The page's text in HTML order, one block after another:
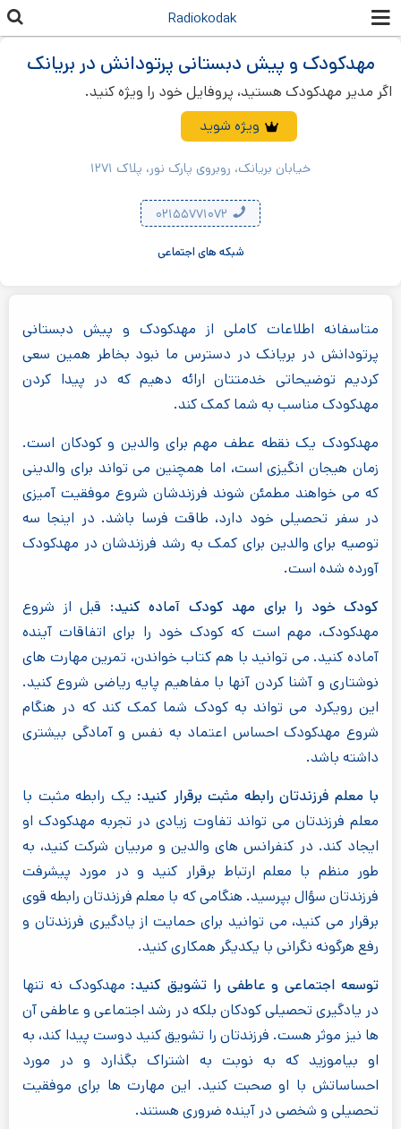
محتوای
اصلی
Radiokodak
مهدکودک و پیش دبستانی پرتودانش در بریانک
اگر مدیر مهدکودک هستید، پروفایل خود را ویژه کنید.
ویژه شوید
خیابان بریانک، روبروی پارک نور، پلاک ۱۲۷۱
شبکه های اجتماعی
متاسفانه اطلاعات کاملی از مهدکودک و پیش دبستانی
پرتودانش در بریانک در دسترس ما نبود بخاطر همین سعی
کردیم توضیحاتی خدمتتان ارائه دهیم که در پیدا کردن
مهدکودک مناسب به شما کمک کند.
مهدکودک یک نقطه عطف مهم برای والدین و کودکان است.
زمان هیجان انگیزی است، اما همچنین می تواند برای والدینی
که می خواهند مطمئن شوند فرزندشان شروع موفقیت آمیزی
در سفر تحصیلی خود دارد، طاقت فرسا باشد. در اینجا سه
توصیه برای والدین برای کمک به رشد فرزندشان در مهدکودک
آورده شده است.
کودک خود را برای مهد کودک آماده کنید: قبل از شروع
مهدکودک، مهم است که کودک خود را برای اتفاقات آینده
آماده کنید. می توانید با هم کتاب خواندن، تمرین مهارت های
نوشتاری و آشنا کردن آنها با مفاهیم پایه ریاضی شروع کنید.
این رویکرد می تواند به کودک شما کمک کند که در هنگام
شروع مهدکودک احساس اعتماد به نفس و آمادگی بیشتری
داشته باشد.
با معلم فرزندتان رابطه مثبت برقرار کنید: یک رابطه مثبت با
معلم فرزندتان می تواند تفاوت زیادی در تجربه مهدکودک او
ایجاد کند. در کنفرانس های والدین و مربیان شرکت کنید، به
طور منظم با معلم ارتباط برقرار کنید و در مورد پیشرفت
فرزندتان سؤال بپرسید. هنگامی که با معلم فرزندتان رابطه قوی
برقرار می کنید، می توانید برای حمایت از یادگیری فرزندتان و
رفع هرگونه نگرانی با یکدیگر همکاری کنید.
توسعه اجتماعی و عاطفی را تشویق کنید: مهدکودک نه تنها
در یادگیری تحصیلی کودکان بلکه در رشد اجتماعی و عاطفی آن
ها نیز موثر هست. فرزندتان را تشویق کنید دوست پیدا کند، به
او بیاموزید که به نوبت به اشتراک بگذارد و در مورد
احساساتش با او صحبت کنید. این مهارت ها برای موفقیت
تحصیلی و شخصی در آینده ضروری هستند.